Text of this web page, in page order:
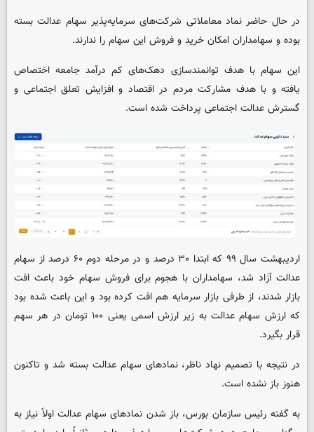
در حال حاضر نماد معاملاتی شرکت‌های سرمایه‌پذیر سهام عدالت بسته
بوده و سهامداران امکان خرید و فروش این سهام را ندارند.
این سهام با هدف توانمندسازی دهک‌های کم درآمد جامعه اختصاص
یافته و با هدف مشارکت مردم در اقتصاد و افزایش تعلق اجتماعی و
گسترش عدالت اجتماعی پرداخت شده است.
اردیبهشت سال ۹۹ که ابتدا ۳۰ درصد و در مرحله دوم ۶۰ درصد از سهام
عدالت آزاد شد، سهامداران با هجوم برای فروش سهام خود باعث افت
بازار شدند، از طرفی بازار سرمایه هم افت کرده بود و این باعث شده بود
که ارزش سهام عدالت به زیر ارزش اسمی یعنی ۱۰۰ تومان در هر سهم
قرار بگیرد.
در نتیجه با تصمیم نهاد ناظر، نمادهای سهام عدالت بسته شد و تاکنون
هنوز باز نشده است.
به گفته رئیس سازمان بورس، باز شدن نمادهای سهام عدالت اولاً نیاز به